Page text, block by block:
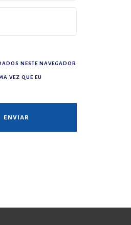
NESTE NAVEGADOR
VEZ QUE EU